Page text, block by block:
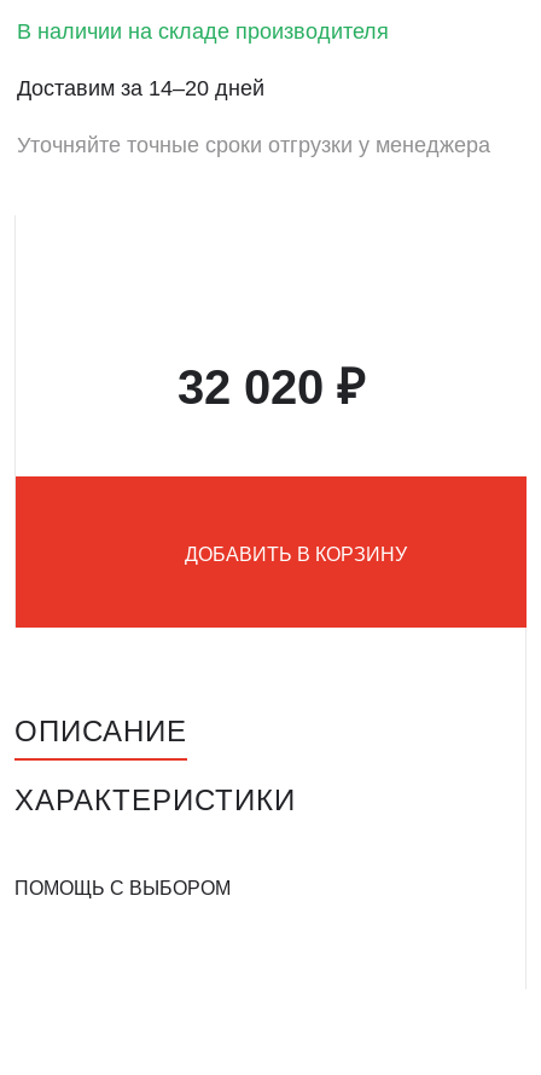
В наличии на складе производителя
Доставим за 14–20 дней
Уточняйте точные сроки отгрузки у менеджера
32 020 ₽
ДОБАВИТЬ В КОРЗИНУ
ОПИСАНИЕ
ХАРАКТЕРИСТИКИ
ПОМОЩЬ С ВЫБОРОМ